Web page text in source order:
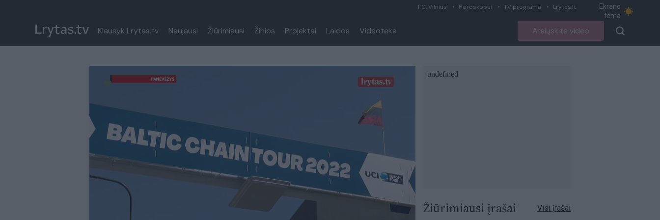
1°C, Vilnius Horoskopai TV programa Lrytas.lt
Ekrano
tema
Klausyk Lrytas.tv Naujausi Žiūrimiausi Žinios Projektai Laidos Videoteka Atsiųskite video
Paremkite Ukrainą
Žiūrimiausi įrašai Visi įrašai